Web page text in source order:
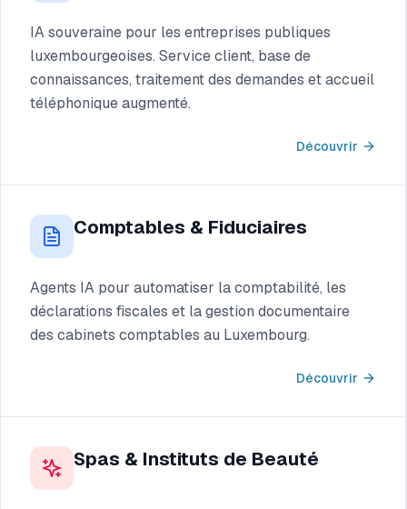
IA souveraine pour les entreprises publiques
luxembourgeoises. Service client, base de
connaissances, traitement des demandes et accueil
téléphonique augmenté.
Découvrir
Comptables & Fiduciaires
Agents IA pour automatiser la comptabilité, les
déclarations fiscales et la gestion documentaire
des cabinets comptables au Luxembourg.
Découvrir
Spas & Instituts de Beauté